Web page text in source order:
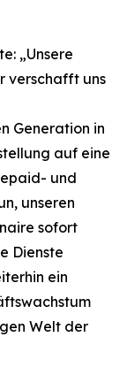
„Unsere
verschafft uns
Generation in
auf eine
und
unseren
sofort
Dienste
ein
Welt der